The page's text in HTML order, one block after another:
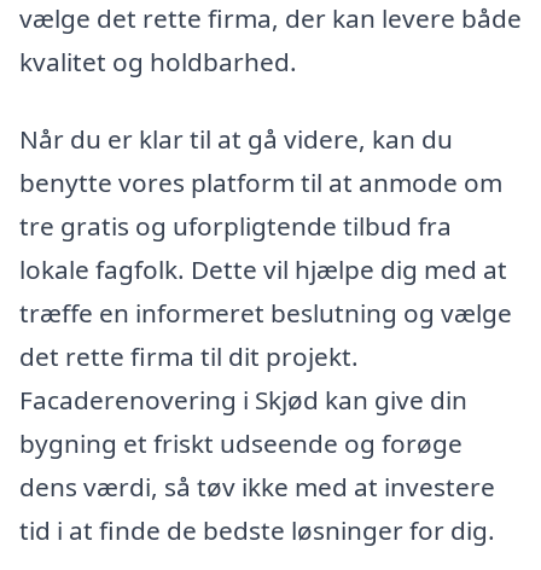
vælge det rette firma, der kan levere både
kvalitet og holdbarhed.
Når du er klar til at gå videre, kan du
benytte vores platform til at anmode om
tre gratis og uforpligtende tilbud fra
lokale fagfolk. Dette vil hjælpe dig med at
træffe en informeret beslutning og vælge
det rette firma til dit projekt.
Facaderenovering i Skjød kan give din
bygning et friskt udseende og forøge
dens værdi, så tøv ikke med at investere
tid i at finde de bedste løsninger for dig.